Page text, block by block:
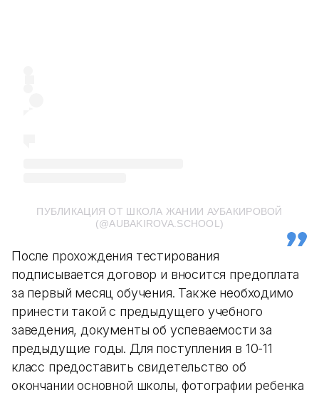
ПУБЛИКАЦИЯ ОТ ШКОЛА ЖАНИИ АУБАКИРОВОЙ
(@AUBAKIROVA.SCHOOL)
После прохождения тестирования
подписывается договор и вносится предоплата
за первый месяц обучения. Также необходимо
принести такой с предыдущего учебного
заведения, документы об успеваемости за
предыдущие годы. Для поступления в 10-11
класс предоставить свидетельство об
окончании основной школы, фотографии ребенка